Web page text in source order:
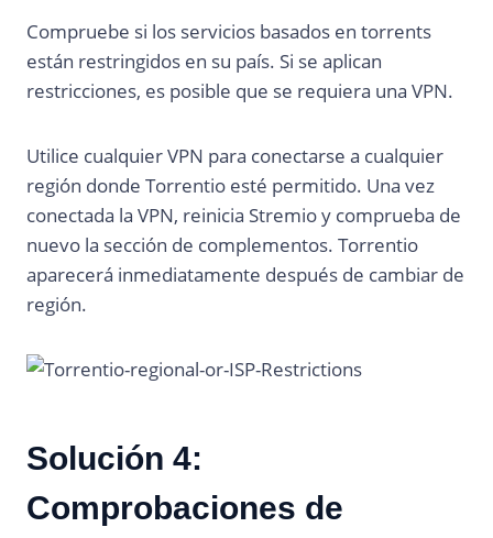
Compruebe si los servicios basados en torrents
están restringidos en su país. Si se aplican
restricciones, es posible que se requiera una VPN.
Utilice cualquier VPN para conectarse a cualquier
región donde Torrentio esté permitido. Una vez
conectada la VPN, reinicia Stremio y comprueba de
nuevo la sección de complementos. Torrentio
aparecerá inmediatamente después de cambiar de
región.
Solución 4:
Comprobaciones de